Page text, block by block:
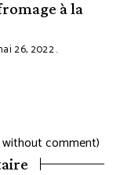
à la
26, 2022
without comment)